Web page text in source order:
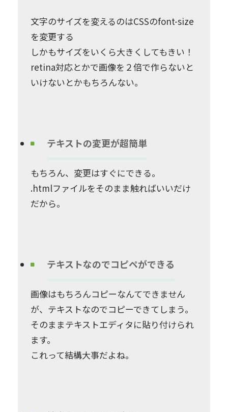
文字のサイズを変えるのはCSSのfont-size
を変更する
しかもサイズをいくら大きくしてもきい！
retina対応とかで画像を２倍で作らないと
いけないとかもちろんない。
テキストの変更が超簡単
もちろん、変更はすぐにできる。
.htmlファイルをそのまま触ればいいだけ
だから。
テキストなのでコピペができる
画像はもちろんコピーなんてできません
が、テキストなのでコピーできてしまう。
そのままテキストエディタに貼り付けられ
ます。
これって結構大事だよね。